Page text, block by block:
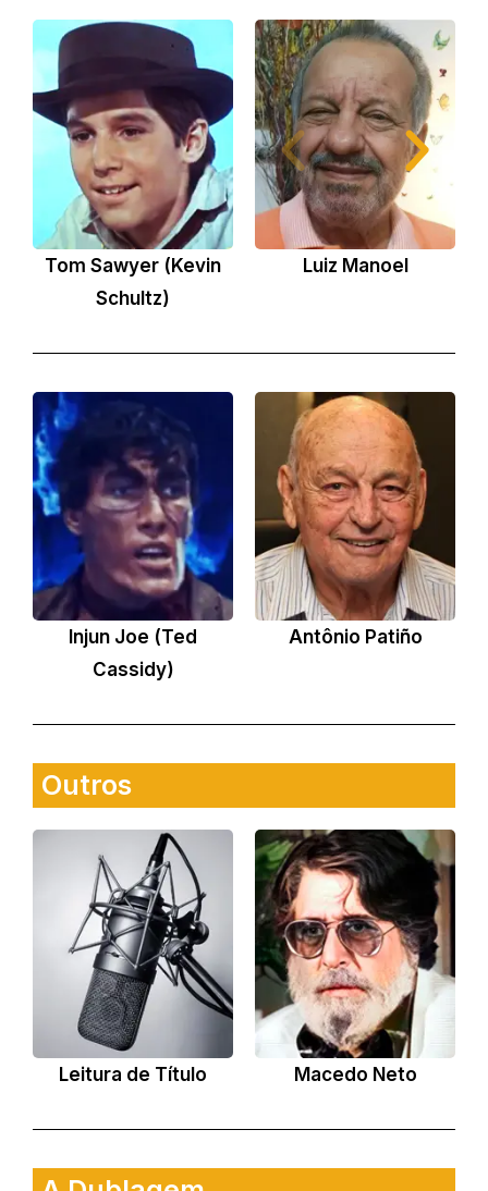
Tom Sawyer (Kevin
Schultz)
Luiz Manoel
Injun Joe (Ted
Cassidy)
Antônio Patiño
Outros
Leitura de Título Macedo Neto